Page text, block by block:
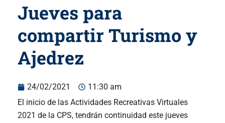
Jueves para
compartir Turismo y
Ajedrez
24/02/2021
11:30 am
El inicio de las Actividades Recreativas Virtuales
2021 de la CPS, tendrán continuidad este jueves